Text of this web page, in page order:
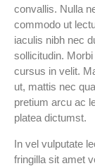
convallis. Nulla
commodo ut
iaculis nibh nec
sollicitudin.
cursus in velit.
ut, mattis nec
pretium arcu ac
platea dictumst.
In vel vulputate
fringilla sit amet